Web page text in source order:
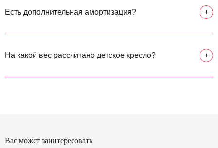
Есть дополнительная амортизация? +
На какой вес рассчитано детское кресло? +
Вас может заинтересовать